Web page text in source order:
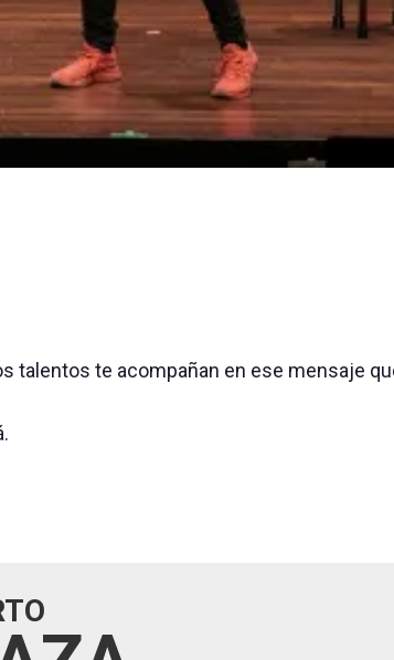
talentos te acompañan en ese mensaje